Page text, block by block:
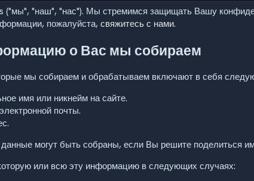
("мы", "наш", "нас"). Мы стремимся защищать Вашу
пожалуйста, свяжитесь с нами.
о Вас мы собираем
мы собираем и обрабатываем включают в себя
имя или никнейм на сайте.
почты.
могут быть собраны, если Вы решите поделиться
или всю эту информацию в следующих случаях: